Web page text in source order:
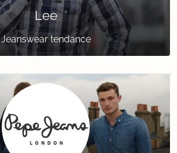
Lee
Jeanswear tendance